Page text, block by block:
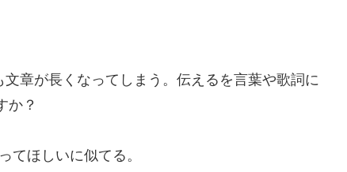
章が長くなってしまう。伝えるを言葉や歌詞に
か？
てほしいに似てる。